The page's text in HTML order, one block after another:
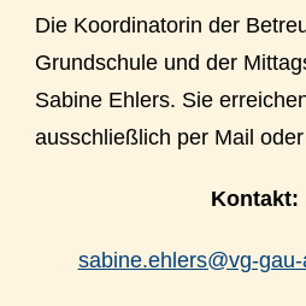
Die Koordinatorin der
Grundschule und der
Sabine Ehlers. Sie
ausschließlich per Mail
Kontakt:
sabine.ehlers@vg-